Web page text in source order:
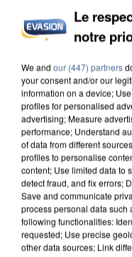
UN SECOND
INTERPELLÉ EN
Le
notre
We and our (447) partners
your consent and/or our
information on a device;
profiles for personalised
advertising; Measure
performance; Understand
of data from different
profiles to personalise
content; Use limited data to
detect fraud, and fix errors;
Save and communicate
process personal data such
following functionalities:
requested; Use precise
other data sources; Link